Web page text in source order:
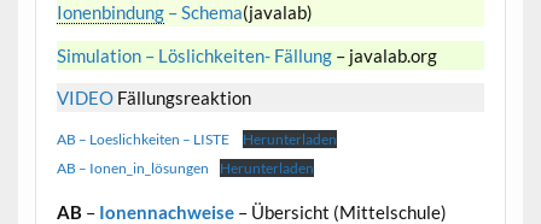
Ionenbindung– Schema(javalab)
Simulation – Löslichkeiten- Fällung– javalab.org
VIDEOFällungsreaktion
AB – Loeslichkeiten – LISTE
Herunterladen
AB – Ionen_in_lösungen
Herunterladen
AB – Ionennachweise – Übersicht (Mittelschule)